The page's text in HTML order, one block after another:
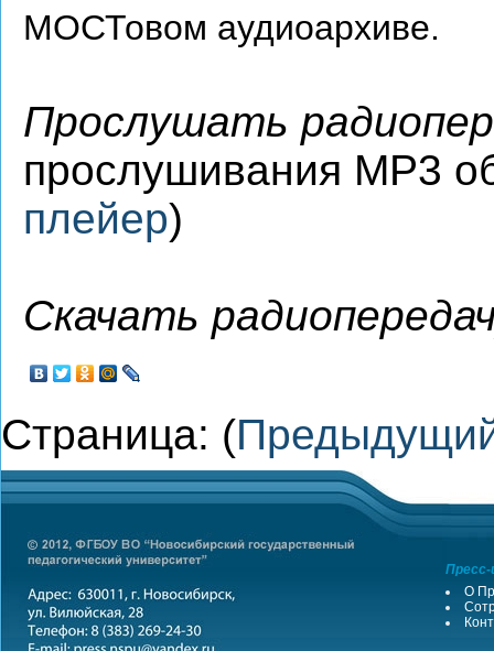
МОСТовом аудиоархиве.
Прослушать
прослушивания MP3
плейер)
Скачать
Страница: (
О